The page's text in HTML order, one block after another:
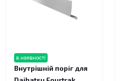
в наявності
Внутрішній поріг для